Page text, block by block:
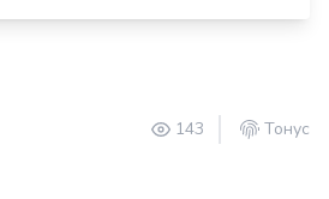
143 Тонус